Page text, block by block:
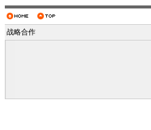
战略合作